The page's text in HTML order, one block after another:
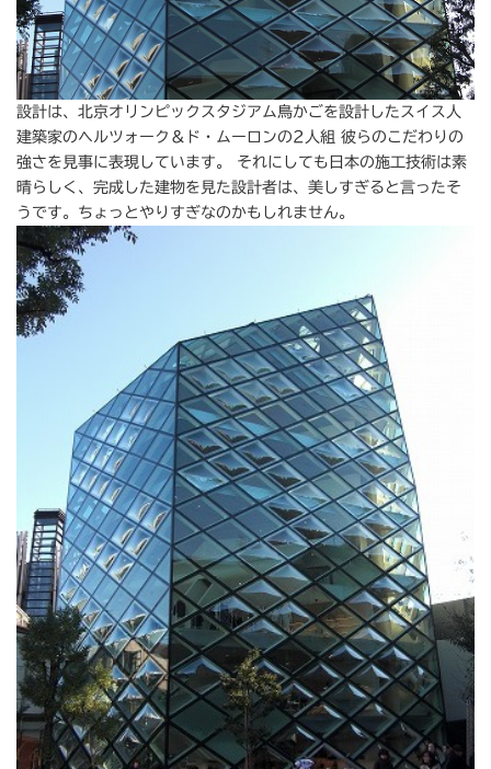
設計は、北京オリンピックスタジアム鳥かごを設計したスイス人
建築家のヘルツォーク＆ド・ムーロンの2人組 彼らのこだわりの
強さを見事に表現しています。 それにしても日本の施工技術は素
晴らしく、完成した建物を見た設計者は、美しすぎると言ったそ
うです。ちょっとやりすぎなのかもしれません。